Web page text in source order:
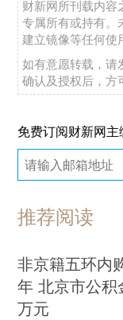
财新网所刊载内容
专属所有或持有。
建立镜像等任何使
如有意愿转载，请
确认及授权后，方
免费订阅财新网
推荐阅读
非京籍五环内
年 北京市公
万元